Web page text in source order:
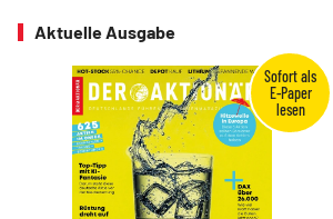
Aktuelle Ausgabe